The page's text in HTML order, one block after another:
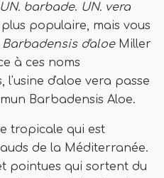
UN. barbade. UN. vera
populaire, mais vous
Barbadensis d'aloeMiller
à ces noms
l'usine d'aloe vera passe
Barbadensis Aloe.
tropicale qui est
de la Méditerranée.
pointues qui sortent du